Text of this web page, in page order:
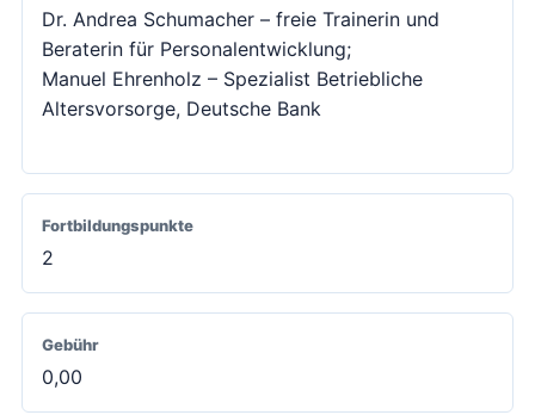
Dr. Andrea Schumacher – freie Trainerin und
Beraterin für Personalentwicklung;
Manuel Ehrenholz – Spezialist Betriebliche
Altersvorsorge, Deutsche Bank
Fortbildungspunkte
2
Gebühr
0,00